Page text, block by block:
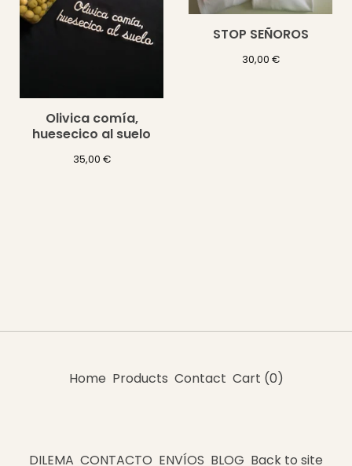
Olivica comía,
huesecico al suelo
35,00 €
STOP SEÑOROS
30,00 €
Home Products Contact Cart (0)
DILEMA CONTACTO ENVÍOS BLOG Back to site